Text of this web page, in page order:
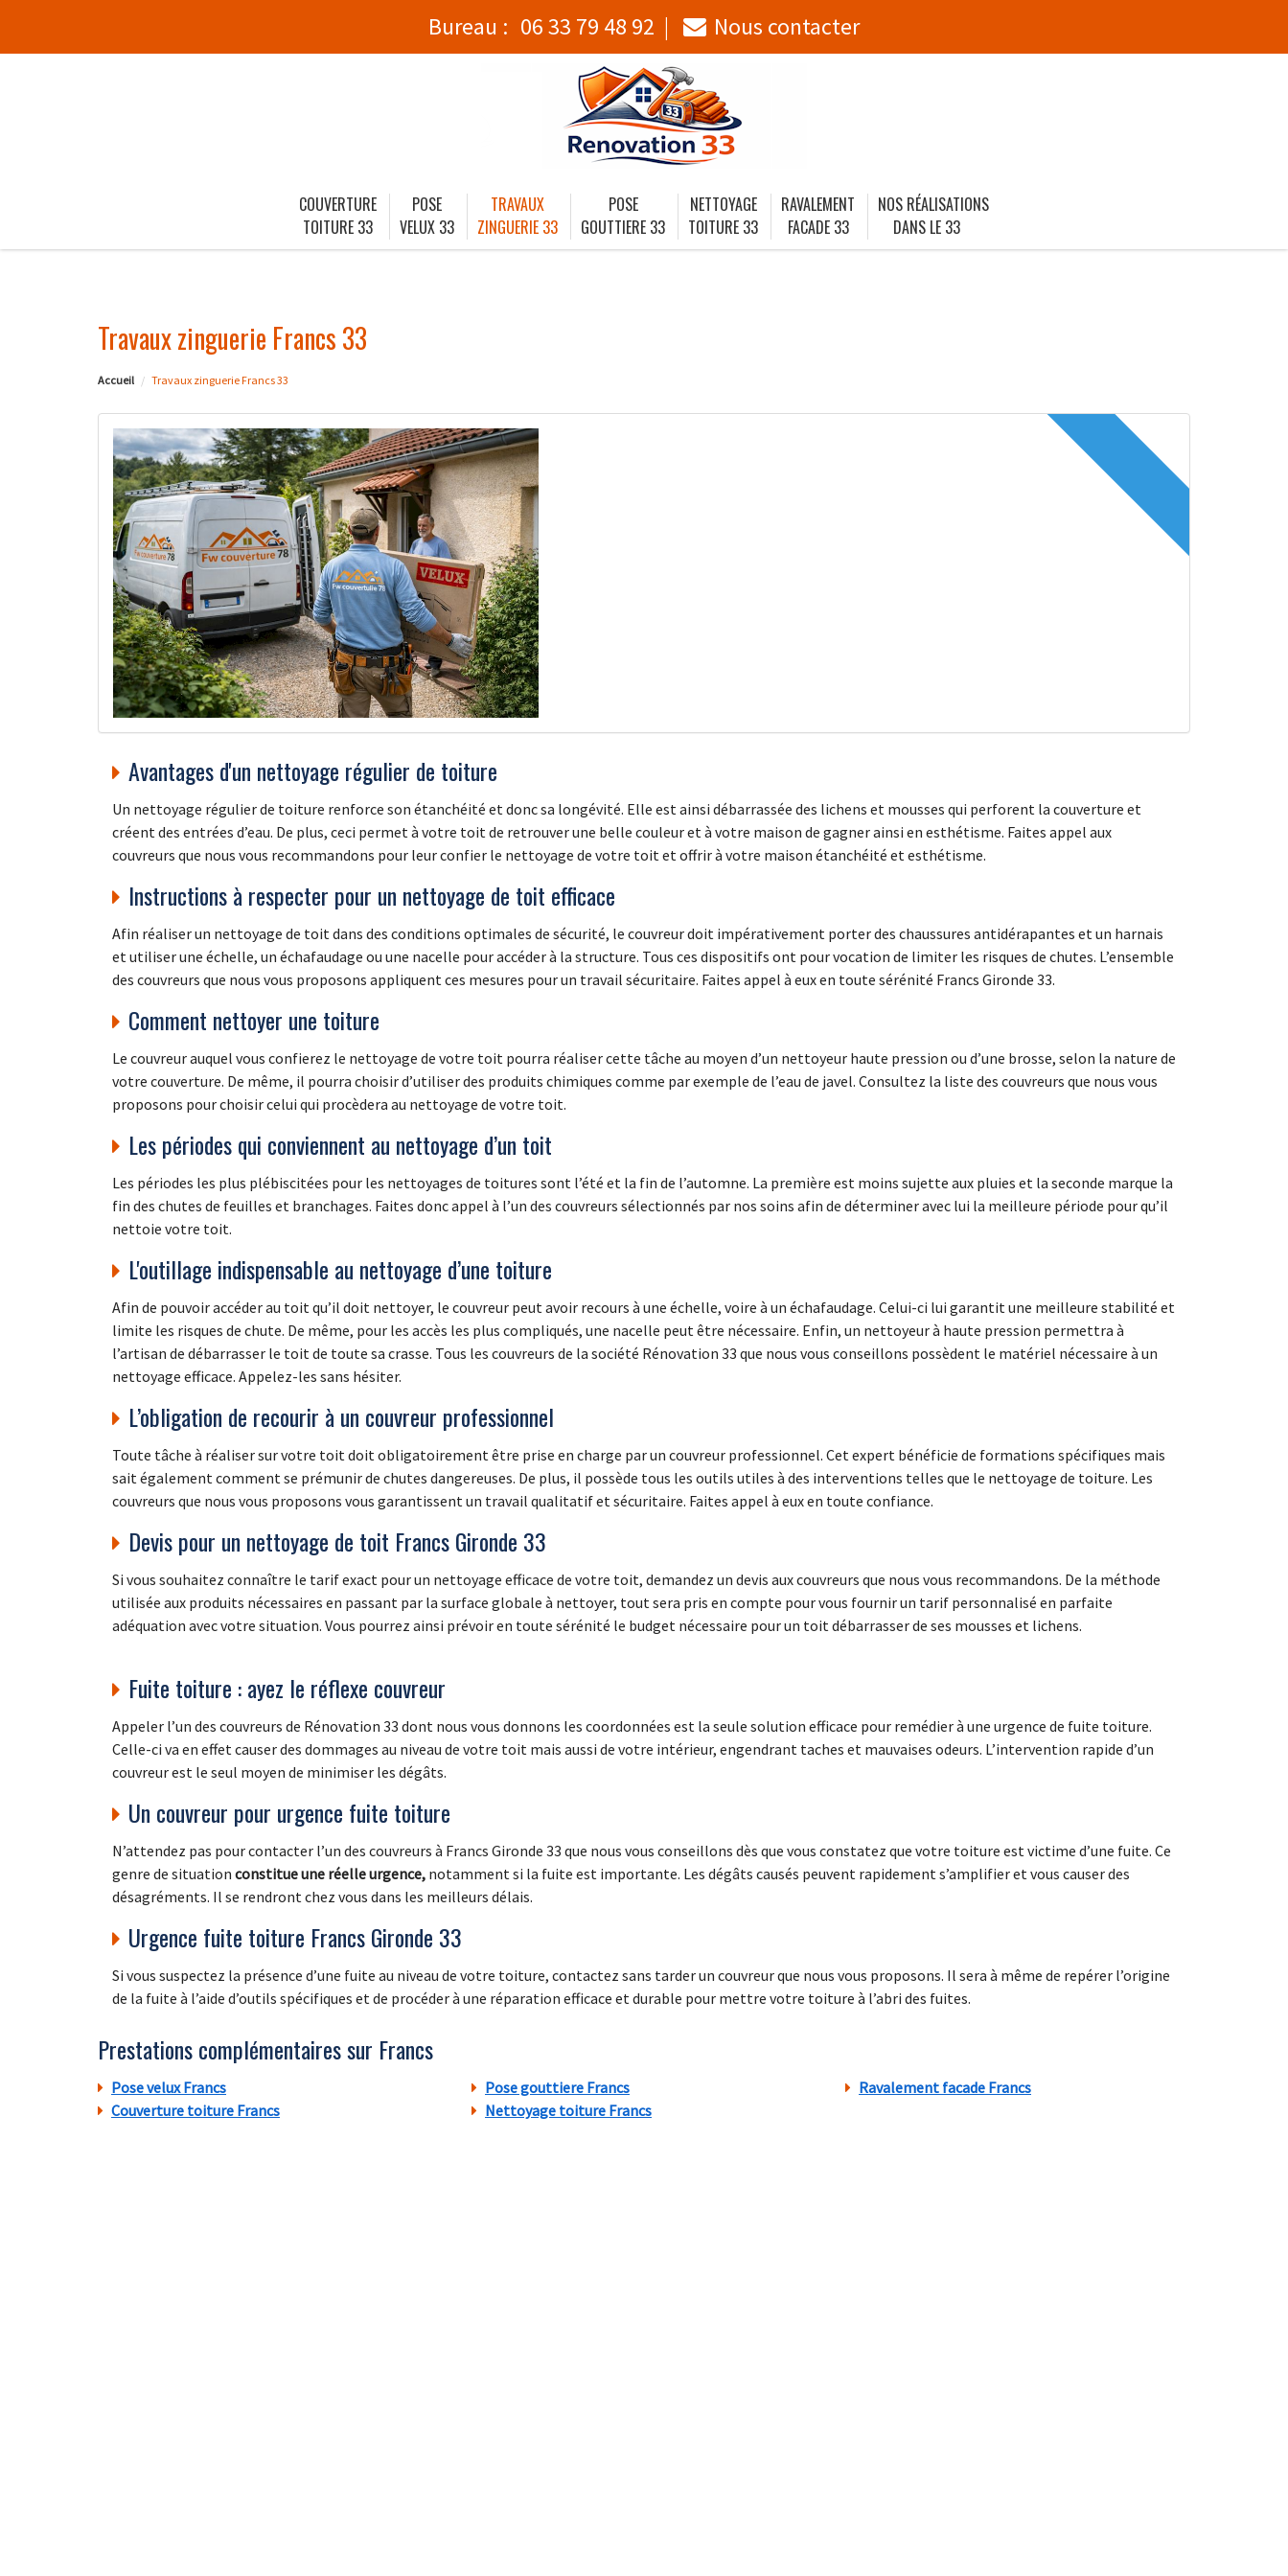
Bureau : 06 33 79 48 92 Nous contacter
COUVERTURE
TOITURE 33
POSE
VELUX 33
TRAVAUX
ZINGUERIE 33
POSE
GOUTTIERE 33
NETTOYAGE
TOITURE 33
RAVALEMENT
FACADE 33
NOS RÉALISATIONS
DANS LE 33
Travaux zinguerie Francs 33
Accueil Travaux zinguerie Francs 33
Avantages d'un nettoyage régulier de toiture
Un nettoyage régulier de toiture renforce son étanchéité et donc sa longévité. Elle est ainsi débarrassée des lichens et mousses qui perforent la couverture et
créent des entrées d’eau. De plus, ceci permet à votre toit de retrouver une belle couleur et à votre maison de gagner ainsi en esthétisme. Faites appel aux
couvreurs que nous vous recommandons pour leur confier le nettoyage de votre toit et offrir à votre maison étanchéité et esthétisme.
Instructions à respecter pour un nettoyage de toit efficace
Afin réaliser un nettoyage de toit dans des conditions optimales de sécurité, le couvreur doit impérativement porter des chaussures antidérapantes et un harnais
et utiliser une échelle, un échafaudage ou une nacelle pour accéder à la structure. Tous ces dispositifs ont pour vocation de limiter les risques de chutes. L’ensemble
des couvreurs que nous vous proposons appliquent ces mesures pour un travail sécuritaire. Faites appel à eux en toute sérénité Francs Gironde 33.
Comment nettoyer une toiture
Le couvreur auquel vous confierez le nettoyage de votre toit pourra réaliser cette tâche au moyen d’un nettoyeur haute pression ou d’une brosse, selon la nature de
votre couverture. De même, il pourra choisir d’utiliser des produits chimiques comme par exemple de l’eau de javel. Consultez la liste des couvreurs que nous vous
proposons pour choisir celui qui procèdera au nettoyage de votre toit.
Les périodes qui conviennent au nettoyage d’un toit
Les périodes les plus plébiscitées pour les nettoyages de toitures sont l’été et la fin de l’automne. La première est moins sujette aux pluies et la seconde marque la
fin des chutes de feuilles et branchages. Faites donc appel à l’un des couvreurs sélectionnés par nos soins afin de déterminer avec lui la meilleure période pour qu’il
nettoie votre toit.
L'outillage indispensable au nettoyage d’une toiture
Afin de pouvoir accéder au toit qu’il doit nettoyer, le couvreur peut avoir recours à une échelle, voire à un échafaudage. Celui-ci lui garantit une meilleure stabilité et
limite les risques de chute. De même, pour les accès les plus compliqués, une nacelle peut être nécessaire. Enfin, un nettoyeur à haute pression permettra à
l’artisan de débarrasser le toit de toute sa crasse. Tous les couvreurs de la société Rénovation 33 que nous vous conseillons possèdent le matériel nécessaire à un
nettoyage efficace. Appelez-les sans hésiter.
L’obligation de recourir à un couvreur professionnel
Toute tâche à réaliser sur votre toit doit obligatoirement être prise en charge par un couvreur professionnel. Cet expert bénéficie de formations spécifiques mais
sait également comment se prémunir de chutes dangereuses. De plus, il possède tous les outils utiles à des interventions telles que le nettoyage de toiture. Les
couvreurs que nous vous proposons vous garantissent un travail qualitatif et sécuritaire. Faites appel à eux en toute confiance.
Devis pour un nettoyage de toit Francs Gironde 33
Si vous souhaitez connaître le tarif exact pour un nettoyage efficace de votre toit, demandez un devis aux couvreurs que nous vous recommandons. De la méthode
utilisée aux produits nécessaires en passant par la surface globale à nettoyer, tout sera pris en compte pour vous fournir un tarif personnalisé en parfaite
adéquation avec votre situation. Vous pourrez ainsi prévoir en toute sérénité le budget nécessaire pour un toit débarrasser de ses mousses et lichens.
Fuite toiture : ayez le réflexe couvreur
Appeler l’un des couvreurs de Rénovation 33 dont nous vous donnons les coordonnées est la seule solution efficace pour remédier à une urgence de fuite toiture.
Celle-ci va en effet causer des dommages au niveau de votre toit mais aussi de votre intérieur, engendrant taches et mauvaises odeurs. L’intervention rapide d’un
couvreur est le seul moyen de minimiser les dégâts.
Un couvreur pour urgence fuite toiture
N’attendez pas pour contacter l’un des couvreurs à Francs Gironde 33 que nous vous conseillons dès que vous constatez que votre toiture est victime d’une fuite. Ce
genre de situation constitue une réelle urgence, notamment si la fuite est importante. Les dégâts causés peuvent rapidement s’amplifier et vous causer des
désagréments. Il se rendront chez vous dans les meilleurs délais.
Urgence fuite toiture Francs Gironde 33
Si vous suspectez la présence d’une fuite au niveau de votre toiture, contactez sans tarder un couvreur que nous vous proposons. Il sera à même de repérer l’origine
de la fuite à l’aide d’outils spécifiques et de procéder à une réparation efficace et durable pour mettre votre toiture à l’abri des fuites.
Prestations complémentaires sur Francs
Pose velux Francs
Couverture toiture Francs
Pose gouttiere Francs
Nettoyage toiture Francs
Ravalement facade Francs